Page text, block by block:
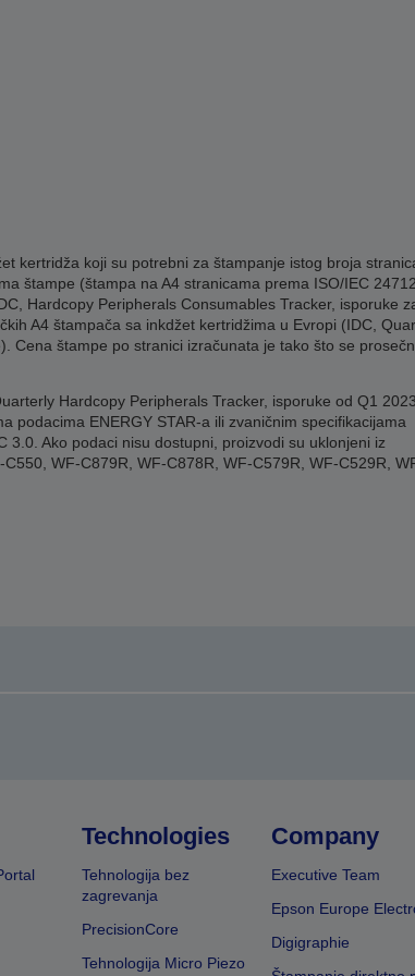
kertridža koji su potrebni za štampanje istog broja
štampe (štampa na A4 stranicama prema ISO/IEC
Hardcopy Peripherals Consumables Tracker, isporuke
A4 štampača sa inkdžet kertridžima u Evropi (IDC,
Cena štampe po stranici izračunata je tako što se
Hardcopy Peripherals Tracker, isporuke od Q1
podacima ENERGY STAR-a ili zvaničnim specifikacijama
Ako podaci nisu dostupni, proizvodi su uklonjeni iz
WF-C879R, WF-C878R, WF-C579R, WF-C529R,
Technologies
Tehnologija bez
zagrevanja
PrecisionCore
Tehnologija Micro Piezo
Company
Executive Team
Epson Europe
Digigraphie